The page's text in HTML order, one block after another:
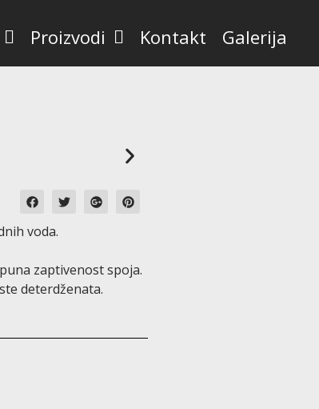
Proizvodi Kontakt Galerija
voda.
zaptivenost spoja.
deterdženata.